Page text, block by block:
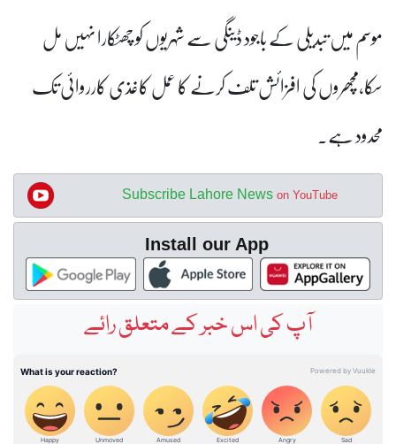
موسم میں تبدیلی کے باجود ڈینگی سے شہریوں کو چھٹکارا نہیں مل
سکا،مچھروں کی افزائش تلف کرنے کا عمل کاغذی کارروائی تک
محدود ہے۔
Subscribe Lahore News on YouTube
Install our App
آپ کی اس خبر کے متعلق رائے